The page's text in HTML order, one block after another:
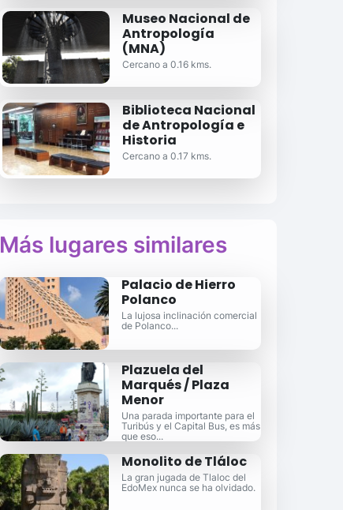
Museo Nacional de
Antropología
(MNA)
Cercano a 0.16 kms.
Biblioteca Nacional
de Antropología e
Historia
Cercano a 0.17 kms.
Más lugares similares
Palacio de Hierro
Polanco
La lujosa inclinación comercial
de Polanco...
Plazuela del
Marqués / Plaza
Menor
Una parada importante para el
Turibús y el Capital Bus, es más
que eso...
Monolito de Tláloc
La gran jugada de Tlaloc del
EdoMex nunca se ha olvidado.